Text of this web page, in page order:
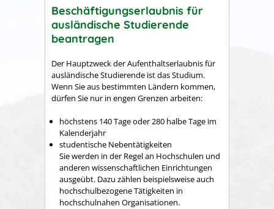
Beschäftigungserlaubnis für
ausländische Studierende
beantragen
Der Hauptzweck der Aufenthaltserlaubnis für
ausländische Studierende ist das Studium.
Wenn Sie aus bestimmten Ländern kommen,
dürfen Sie nur in engen Grenzen arbeiten:
höchstens 140 Tage oder 280 halbe Tage im
Kalenderjahr
studentische Nebentätigkeiten
Sie werden in der Regel an Hochschulen und
anderen wissenschaftlichen Einrichtungen
ausgeübt. Dazu zählen beispielsweise auch
hochschulbezogene Tätigkeiten in
hochschulnahen Organisationen.